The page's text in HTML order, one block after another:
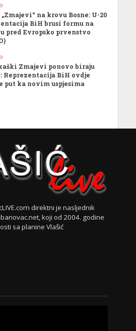
na krovu Bosne: U-20
BiH brusi formu na
pred Evropsko prvenstvo
Zmajevi ponovo biraju
Reprezentacija BiH ovdje
put ka novim uspjesima
direktni je nasljednik
koji od 2004. godine
sa planine Vlašić